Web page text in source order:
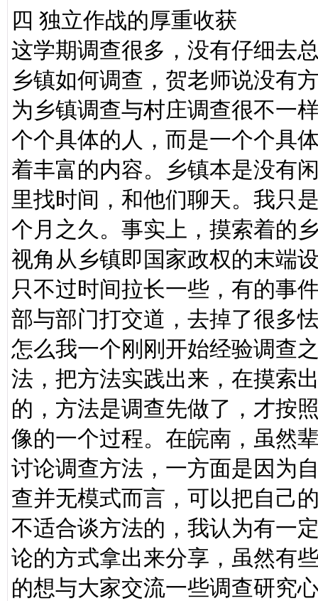
四 独立作战的厚重收获
这学期调查很多，没有仔细去
乡镇如何调查，贺老师说没有
为乡镇调查与村庄调查很不一
个个具体的人，而是一个个具
着丰富的内容。乡镇本是没有
里找时间，和他们聊天。我只
个月之久。事实上，摸索着的
视角从乡镇即国家政权的末端
只不过时间拉长一些，有的事
部与部门打交道，去掉了很多
怎么我一个刚刚开始经验调查
法，把方法实践出来，在摸索
的，方法是调查先做了，才按
像的一个过程。在皖南，虽然
讨论调查方法，一方面是因为
查并无模式而言，可以把自己
不适合谈方法的，我认为有一
论的方式拿出来分享，虽然有
的想与大家交流一些调查研究